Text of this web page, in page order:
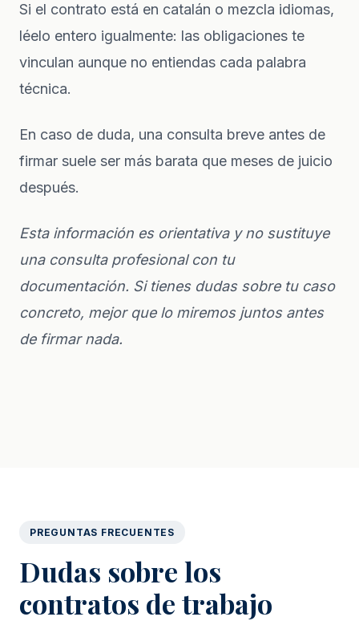
Si el contrato está en catalán o mezcla idiomas,
léelo entero igualmente: las obligaciones te
vinculan aunque no entiendas cada palabra
técnica.
En caso de duda, una consulta breve antes de
firmar suele ser más barata que meses de juicio
después.
Esta información es orientativa y no sustituye
una consulta profesional con tu
documentación. Si tienes dudas sobre tu caso
concreto, mejor que lo miremos juntos antes
de firmar nada.
PREGUNTAS FRECUENTES
Dudas sobre los
contratos de trabajo